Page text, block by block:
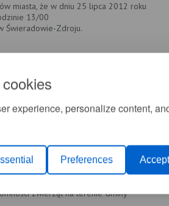
experience, personalize content,
Preferences Accept
miasta, że w dniu 25 lipca 2012 roku
13/00
Świeradowie-Zdroju.
na terenie gminy na temat
działań polegających na
rok 2012,
marca 2012roku w sprawie
zwierząt na terenie Gminy